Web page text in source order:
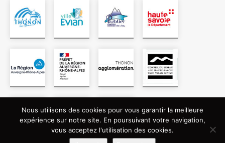
Nous utilisons des cookies pour vous garantir la meilleure
expérience sur notre site. En poursuivant votre navigation,
vous acceptez l'utilisation des cookies.